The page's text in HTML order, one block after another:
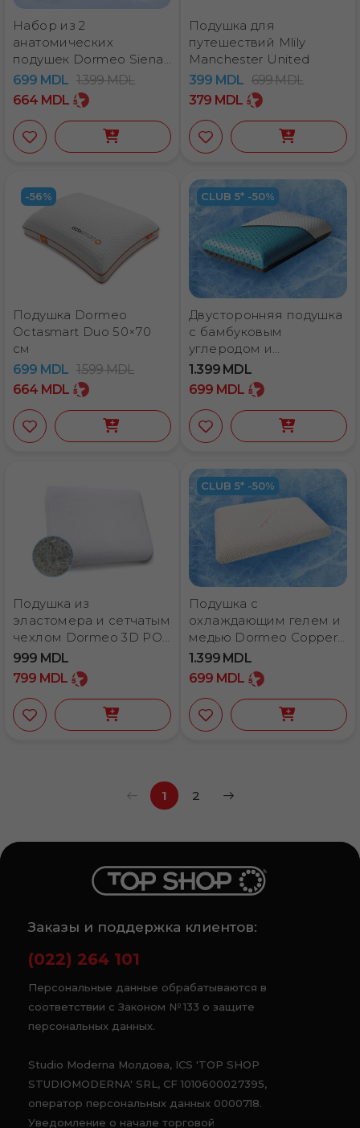
Набор из 2
анатомических
подушек Dormeo Siena
MF
699 MDL 1.399MDL
664 MDL
Подушка для
путешествий Mlily
Manchester United
399 MDL 699MDL
379 MDL
-56%
Подушка Dormeo
Octasmart Duo 50×70
см
699 MDL 1.599MDL
664 MDL
CLUB 5* -50%
Двусторонняя подушка
с бамбуковым
углеродом и
охлаждающим гелем
Dormeo Dual 40×60 см
1.399 MDL
699 MDL
Подушка из
эластомера и сетчатым
чехлом Dormeo 3D POE
40×60 см
999 MDL
799 MDL
CLUB 5* -50%
Подушка с
охлаждающим гелем и
медью Dormeo Copper
40×60 см
1.399 MDL
699 MDL
1 2
Заказы и поддержка клиентов:
(022) 264 101
Персональные данные обрабатываются в
соответствии с Законом № 133 о защите
персональных данных.
Studio Moderna Молдова, ICS 'TOP SHOP
STUDIOMODERNA' SRL, CF 1010600027395,
оператор персональных данных 0000718.
Уведомление о начале торговой